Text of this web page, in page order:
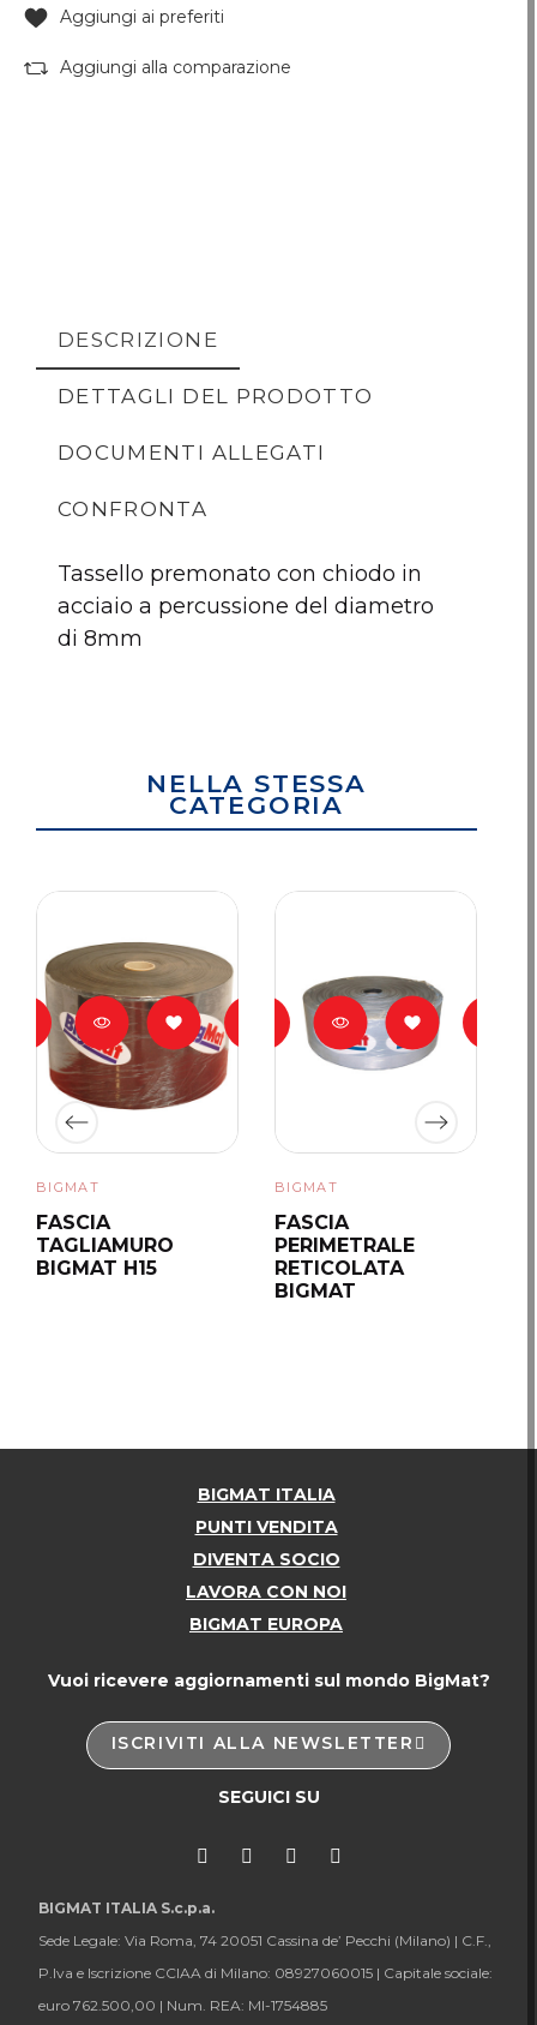
Aggiungi ai preferiti
Aggiungi alla comparazione
DESCRIZIONE
DETTAGLI DEL PRODOTTO
DOCUMENTI ALLEGATI
CONFRONTA
Tassello premonato con chiodo in
acciaio a percussione del diametro
di 8mm
Nessun articolo da
NELLA STESSA
CATEGORIA
BIGMAT
FASCIA
TAGLIAMURO
BIGMAT H15
BIGMAT
FASCIA
PERIMETRALE
RETICOLATA
BIGMAT
BIGMAT ITALIA
PUNTI VENDITA
DIVENTA SOCIO
LAVORA CON NOI
BIGMAT EUROPA
Vuoi ricevere aggiornamenti sul mondo BigMat?
ISCRIVITI ALLA NEWSLETTER
SEGUICI SU
BIGMAT ITALIA S.c.p.a.
Sede Legale: Via Roma, 74 20051 Cassina de’ Pecchi (Milano) | C.F.,
P.Iva e Iscrizione CCIAA di Milano: 08927060015 | Capitale sociale:
euro 762.500,00 | Num. REA: MI-1754885